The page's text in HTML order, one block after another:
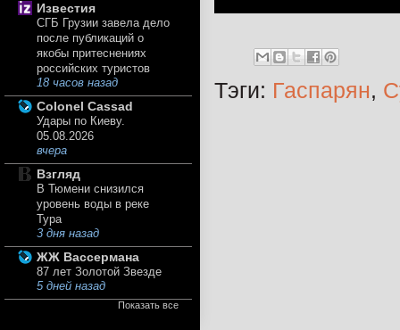
Тэги: Гаспарян,
Известия
СГБ Грузии завела дело
после публикаций о
якобы притеснениях
российских туристов
18 часов назад
Colonel Cassad
Удары по Киеву.
05.08.2026
вчера
Взгляд
В Тюмени снизился
уровень воды в реке
Тура
3 дня назад
ЖЖ Вассермана
87 лет Золотой Звезде
5 дней назад
Показать все